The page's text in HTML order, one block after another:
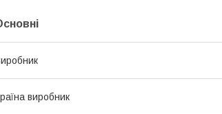
виробник